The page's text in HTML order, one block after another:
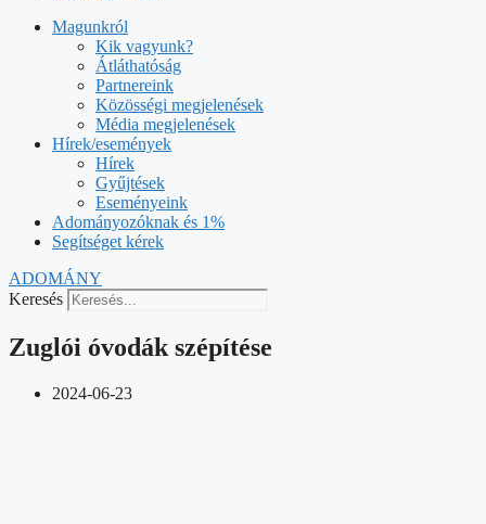
Magunkról
Kik vagyunk?
Átláthatóság
Partnereink
Közösségi megjelenések
Média megjelenések
Hírek/események
Hírek
Gyűjtések
Eseményeink
Adományozóknak és 1%
Segítséget kérek
ADOMÁNY
Keresés
Zuglói óvodák szépítése
2024-06-23